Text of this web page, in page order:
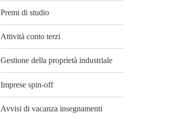
Premi di studio
Attività conto terzi
Gestione della proprietà industriale
Imprese spin-off
Avvisi di vacanza insegnamenti